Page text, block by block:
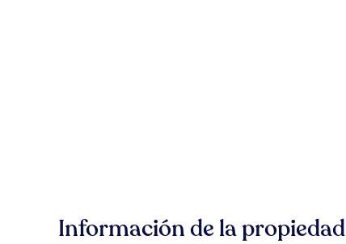
Información de la propiedad